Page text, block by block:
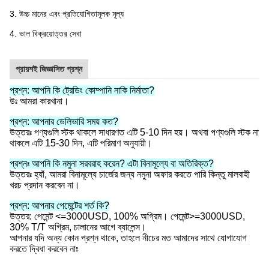
3. উচ্চ মানের এবং প্রতিযোগিতামূলক মূল্য
4. ভাল বিক্রয়োত্তর সেবা
প্রায়শই জিজ্ঞাসিত প্রশ্ন
প্রশ্ন: আপনি কি ট্রেডিং কোম্পানি নাকি নির্মাতা?
উঃ আমরা কারখানা।
প্রশ্ন: আপনার ডেলিভারি সময় কত?
উত্তরঃ পণ্যগুলি স্টক থাকলে সাধারণত এটি 5-10 দিন হয়। অথবা পণ্যগুলি স্টক না
থাকলে এটি 15-30 দিন, এটি পরিমাণ অনুযায়ী।
প্রশ্নঃ আপনি কি নমুনা সরবরাহ করেন? এটা বিনামূল্যে বা অতিরিক্ত?
উত্তরঃ হ্যাঁ, আমরা বিনামূল্যে চার্জের জন্য নমুনা অফার করতে পারি কিন্তু মালবাহী
খরচ প্রদান করবেন না।
প্রশ্ন: আপনার পেমেন্টের শর্ত কি?
উত্তর: পেমেন্ট <=3000USD, 100% অগ্রিম। পেমেন্ট>=3000USD,
30% T/T অগ্রিম, চালানের আগে ব্যালেন্স।
আপনার যদি অন্য কোন প্রশ্ন থাকে, তাহলে নীচের মত আমাদের সাথে যোগাযোগ
করতে দ্বিধা করবেন নাঃ